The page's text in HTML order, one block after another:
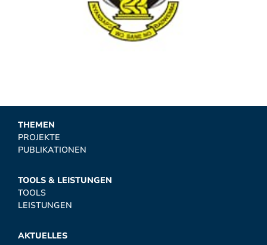
THEMEN
PROJEKTE
PUBLIKATIONEN
TOOLS & LEISTUNGEN
TOOLS
LEISTUNGEN
AKTUELLES